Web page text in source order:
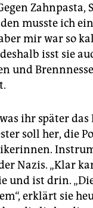
Zahnpasta,
musste ich
mir war so
isst sie
und
ihr später das
soll her, die
Nazis. „Klar
und ist drin.
erklärt sie